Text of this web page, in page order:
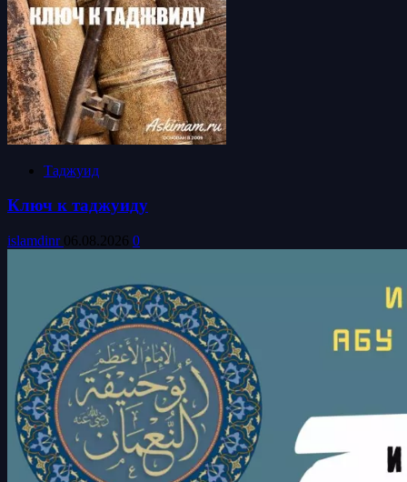
Таджуид
Ключ к таджуиду
islamdinr 06.08.2026 0